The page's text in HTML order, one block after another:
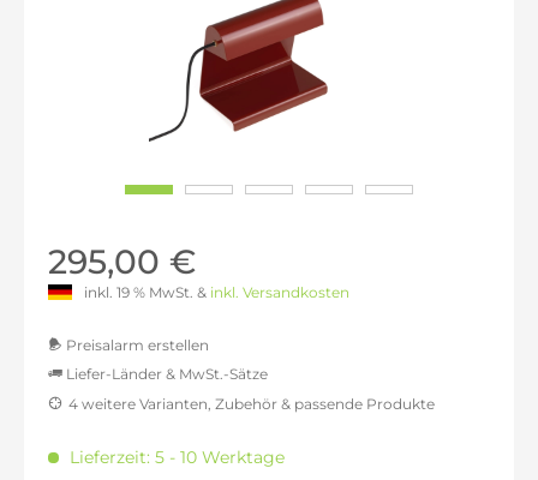
295,00 €
inkl. 19 % MwSt. & inkl. Versandkosten
Preisalarm erstellen
Liefer-Länder & MwSt.-Sätze
inkl. 16% MwSt.: 287,56 €
inkl. 20% MwSt.: 297,48 €
4 weitere Varianten, Zubehör & passende Produkte
Lieferzeit: 5 - 10 Werktage